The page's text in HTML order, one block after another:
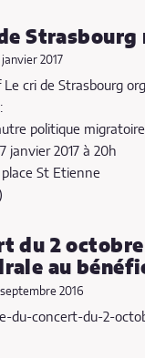
2017
Le cri de Strasbourg
politique
janvier 2017 à 20h
place St Etienne
du 2 octobre
au
2016
du-concert-du-2-